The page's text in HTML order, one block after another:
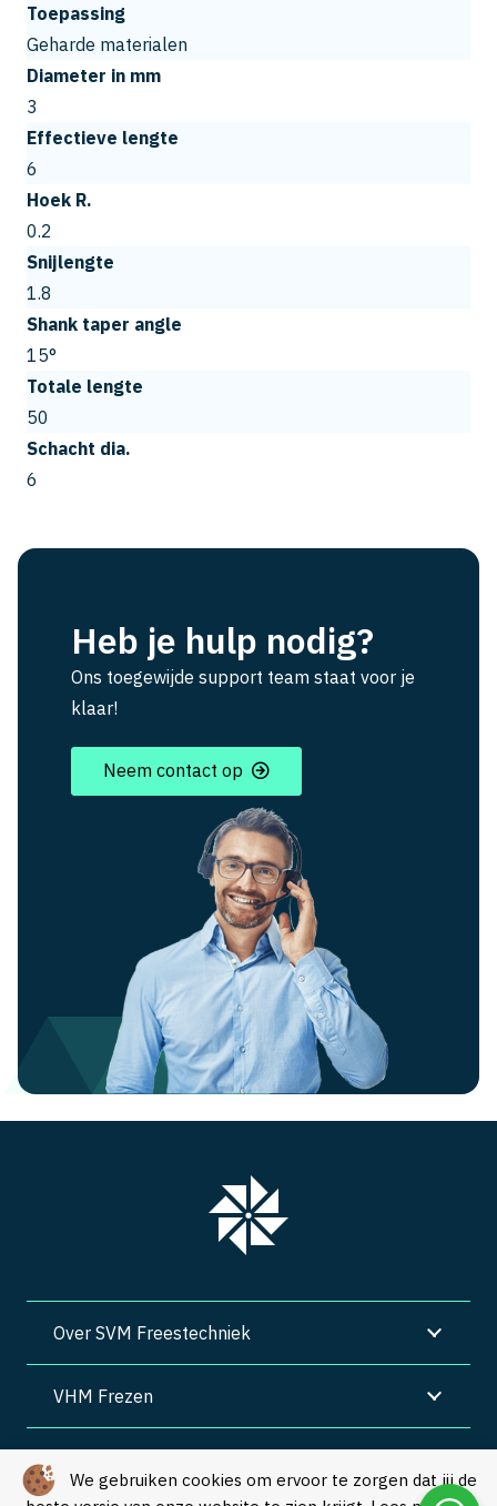
We gebruiken cookies om ervoor te zorgen dat jij de
Toepassing
Geharde materialen
Diameter in mm
3
Effectieve lengte
6
Hoek R.
0.2
Snijlengte
1.8
Shank taper angle
15°
Totale lengte
50
Schacht dia.
6
Heb je hulp nodig?
Ons toegewijde support team staat voor je
klaar!
Neem contact op
Over SVM Freestechniek
VHM Frezen